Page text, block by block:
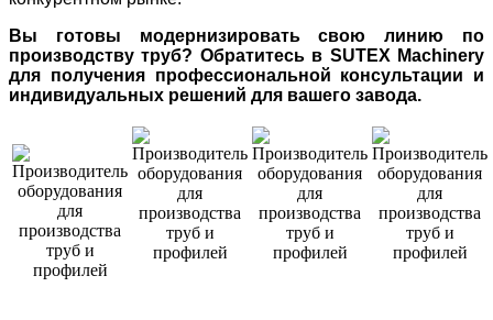
Вы готовы модернизировать свою линию по
производству труб? Обратитесь в SUTEX Machinery
для получения профессиональной консультации и
индивидуальных решений для вашего завода.